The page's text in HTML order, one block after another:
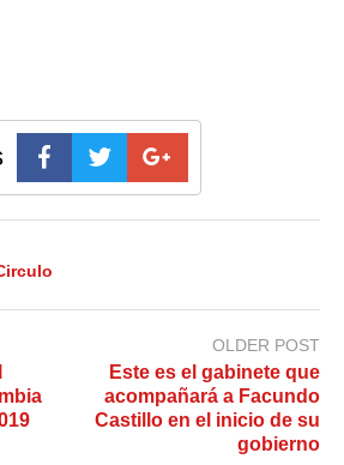
OLDER POST
Este es el gabinete que
acompañará a Facundo
Castillo en el inicio de su
gobierno